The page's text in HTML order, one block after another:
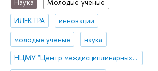
ИЛЕКТРА
инновации
молодые ученые
наука
НЦМУ "Центр междисциплинарных исследований человеческого потенциала"